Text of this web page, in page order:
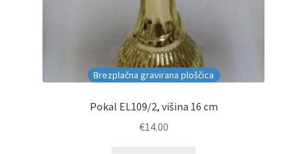
Brezplačna gravirana ploščica
Pokal EL109/2, višina 16 cm
€14.00